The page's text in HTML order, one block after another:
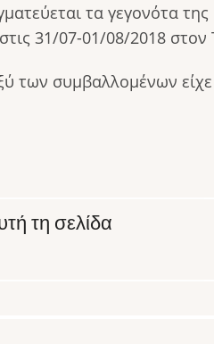
τα γεγονότα
31/07-01/08/2018
των συμβαλλομένων
τη σελίδα